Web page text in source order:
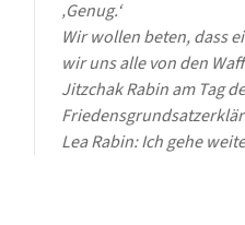
‚Genug.‘
Wir wollen beten, dass
wir uns alle von den
Jitzchak Rabin am Tag
Lea Rabin: Ich gehe